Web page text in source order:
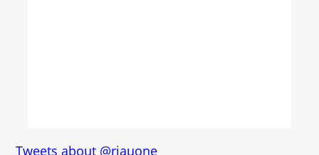
Tweets about @riauone